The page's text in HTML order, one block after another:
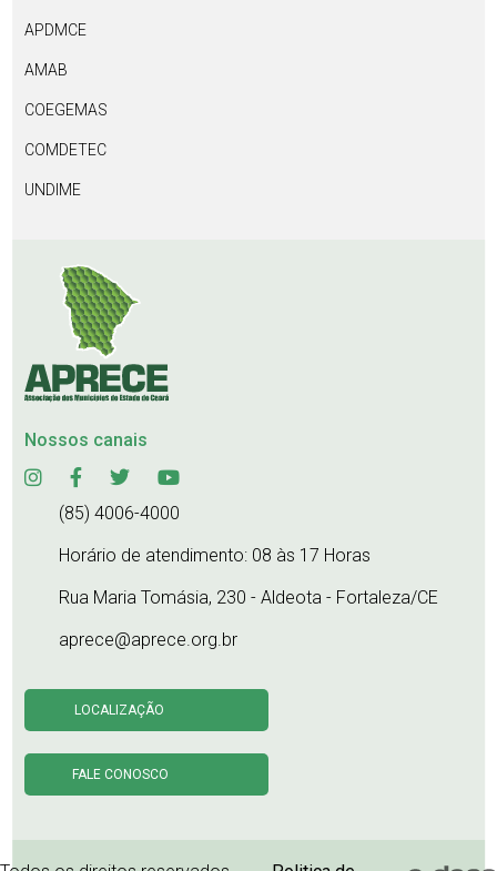
APDMCE
AMAB
COEGEMAS
COMDETEC
UNDIME
Nossos canais
(85) 4006-4000
Horário de atendimento: 08 às 17 Horas
Rua Maria Tomásia, 230 - Aldeota - Fortaleza/CE
aprece@aprece.org.br
LOCALIZAÇÃO
FALE CONOSCO